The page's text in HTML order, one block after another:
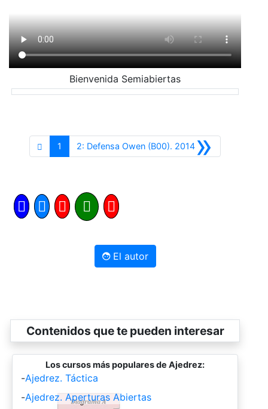
Bienvenida Semiabiertas
1 »
2: Defensa Owen (B00). 2014Siguiente
El autor
Contenidos que te pueden interesar
Los cursos más populares de Ajedrez:
-Ajedrez. Táctica
-Ajedrez. Aperturas Abiertas